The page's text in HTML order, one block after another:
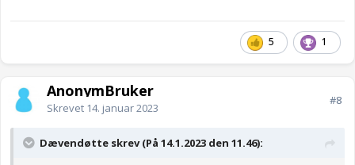
5 1
AnonymBruker
Skrevet 14. januar 2023
#8
Dævendøtte skrev (På 14.1.2023 den 11.46):